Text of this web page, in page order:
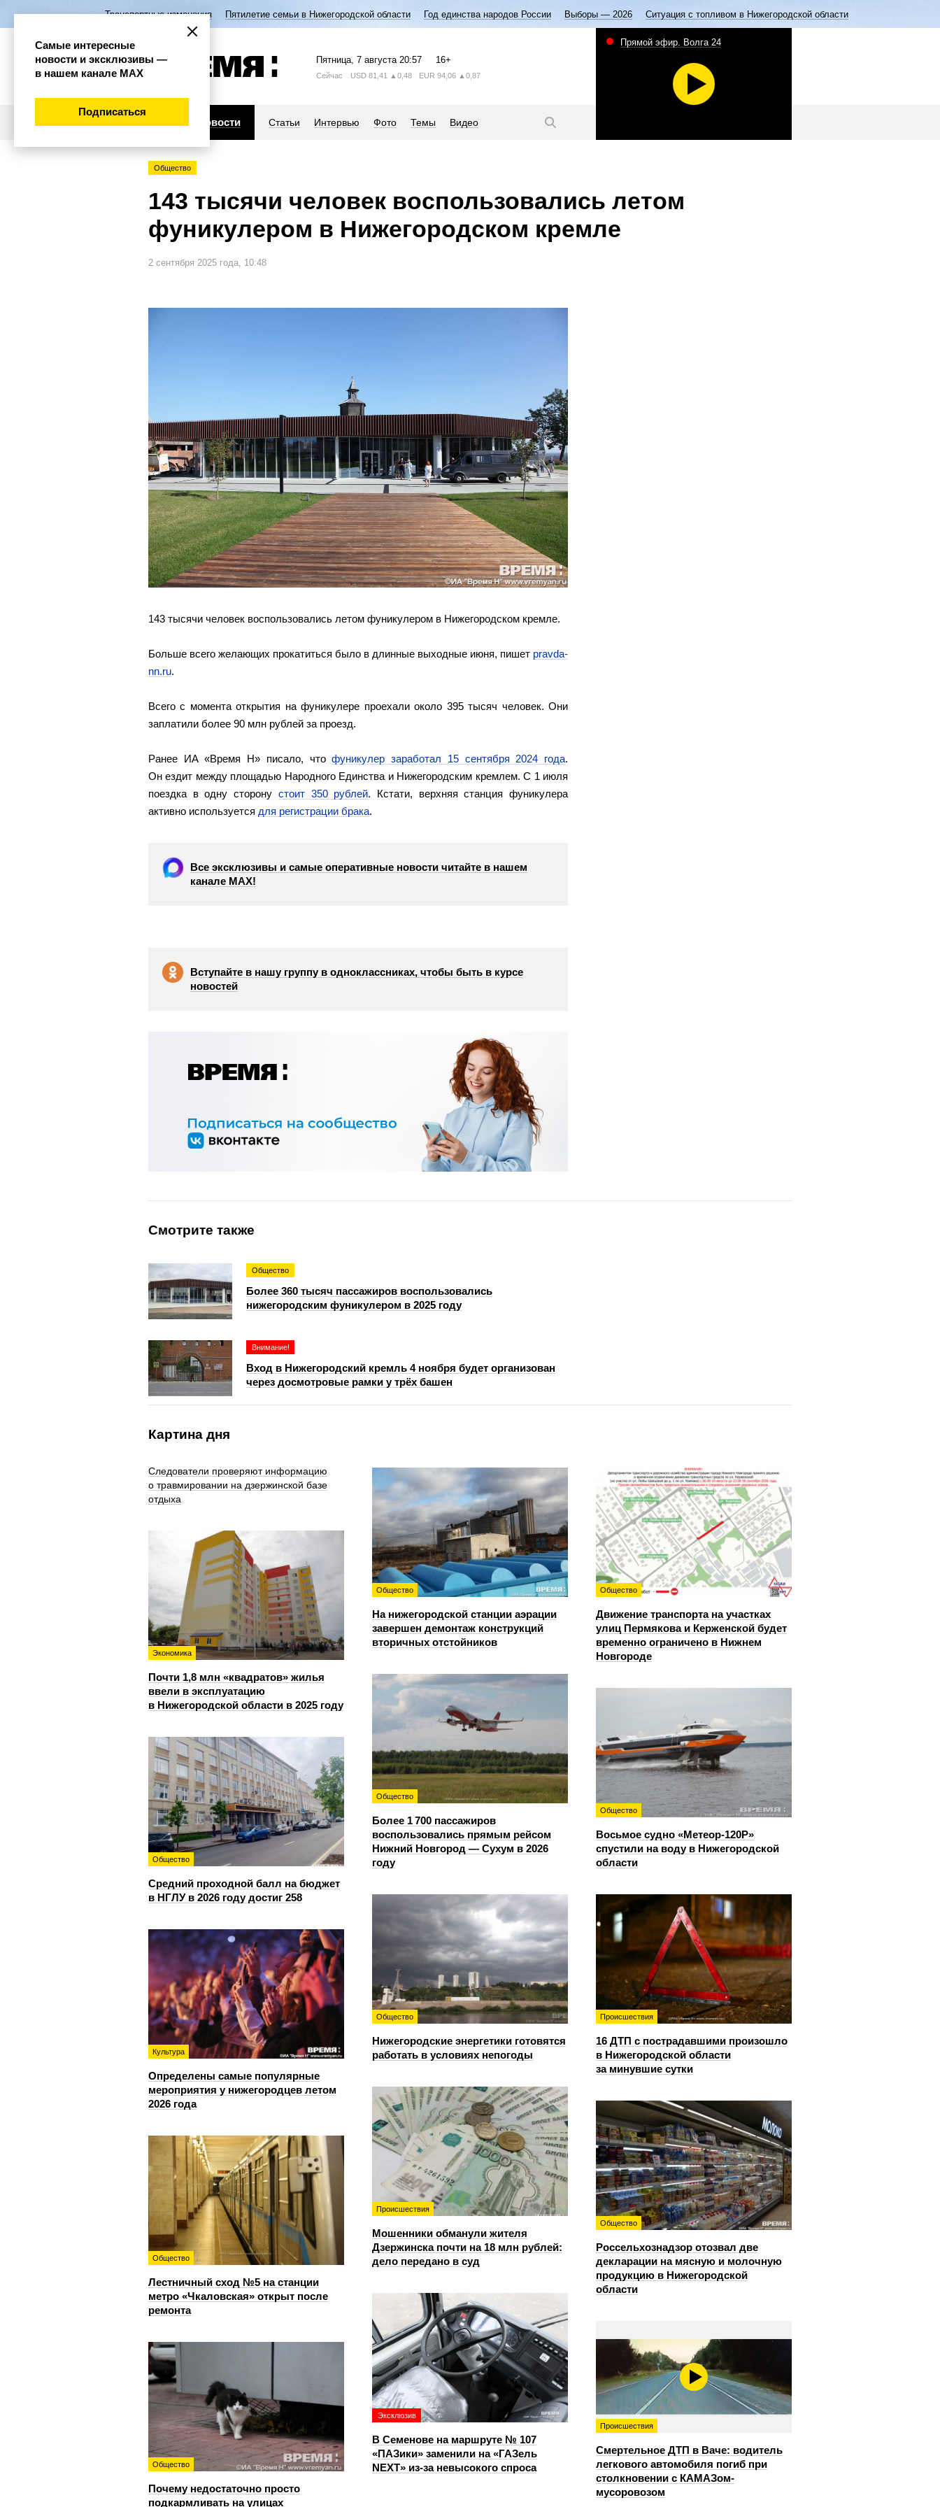
Транспортные изменения Пятилетие семьи в Нижегородской области Год единства народов России Выборы — 2026 Ситуация с топливом в Нижегородской области
Пятница, 7 августа 20:57 16+
Сейчас USD 81,41 ▲0,48 EUR 94,06 ▲0,87
Новости Статьи Интервью Фото Темы Видео
Прямой эфир. Волга 24
Общество
143 тысячи человек воспользовались летом
фуникулером в Нижегородском кремле
2 сентября 2025 года, 10:48
143 тысячи человек воспользовались летом фуникулером в Нижегородском кремле.
Больше всего желающих прокатиться было в длинные выходные июня, пишет pravda-
nn.ru.
Всего с момента открытия на фуникулере проехали около 395 тысяч человек. Они
заплатили более 90 млн рублей за проезд.
Ранее ИА «Время Н» писало, чтофуникулер заработал 15 сентября 2024 года.
Он ездит между площадью Народного Единства и Нижегородским кремлем. С 1 июля
поездка в одну сторону стоит 350 рублей. Кстати, верхняя станция фуникулера
активно используется для регистрации брака.
Все эксклюзивы и самые оперативные новости читайте в нашем
канале МАХ!
Вступайте в нашу группу в одноклассниках, чтобы быть в курсе
новостей
Смотрите также
Общество
Более 360 тысяч пассажиров воспользовались
нижегородским фуникулером в 2025 году
Внимание!
Вход в Нижегородский кремль 4 ноября будет организован
через досмотровые рамки у трёх башен
Картина дня
Следователи проверяют информацию
о травмировании на дзержинской базе
отдыха
Общество
На нижегородской станции аэрации
завершен демонтаж конструкций
вторичных отстойников
Общество
Движение транспорта на участках
улиц Пермякова и Керженской будет
временно ограничено в Нижнем
Новгороде
Экономика
Почти 1,8 млн «квадратов» жилья
ввели в эксплуатацию
в Нижегородской области в 2025 году
Общество
Более 1 700 пассажиров
воспользовались прямым рейсом
Нижний Новгород — Сухум в 2026
году
Общество
Восьмое судно «Метеор-120Р»
спустили на воду в Нижегородской
области
Общество
Средний проходной балл на бюджет
в НГЛУ в 2026 году достиг 258
Общество
Нижегородские энергетики готовятся
работать в условиях непогоды
Происшествия
16 ДТП с пострадавшими произошло
в Нижегородской области
за минувшие сутки
Культура
Определены самые популярные
мероприятия у нижегородцев летом
2026 года
Происшествия
Мошенники обманули жителя
Дзержинска почти на 18 млн рублей:
дело передано в суд
Общество
Россельхознадзор отозвал две
декларации на мясную и молочную
продукцию в Нижегородской
области
Общество
Лестничный сход №5 на станции
метро «Чкаловская» открыт после
ремонта
Эксклюзив
В Семенове на маршруте № 107
«ПАЗики» заменили на «ГАЗель
NEXT» из‑за невысокого спроса
Происшествия
Смертельное ДТП в Ваче: водитель
легкового автомобиля погиб при
столкновении с КАМАЗом-
мусоровозом
Общество
Почему недостаточно просто
подкармливать на улицах
Самые интересные
новости и эксклюзивы —
в нашем канале МАХ
Подписаться